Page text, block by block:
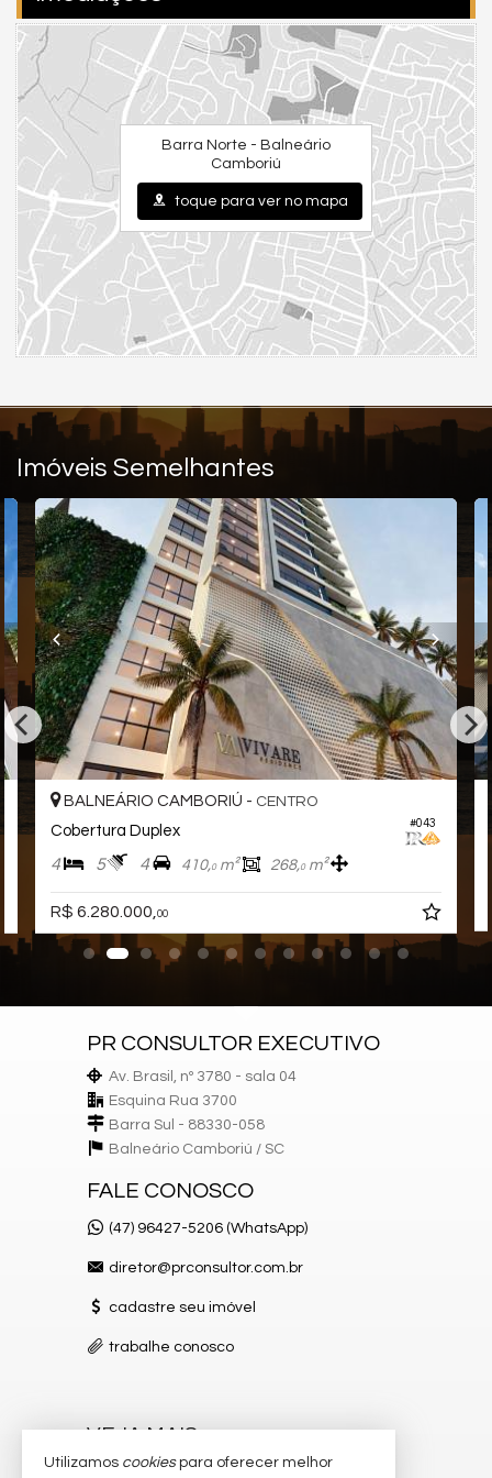
Cozinha
Piso Porcelanato
Acabamento em Gesso
Características do Empreendimento
Sala de Jogos
Salão de Festas
Piscina
Quadra Esportiva
Espaço Fitness
Medidores Individuais
Playground
Quiosque Externo
Piscina Infantil
Elevador
Entrada para Banhistas
Box de Praia
Barra Norte - Balneário
Camboriú
toque para ver no mapa
Imóveis Semelhantes
#043
BALNEÁRIO CAMBORIÚ - CENTRO
Cobertura Duplex
4 5 4 410,0m² 268,0m²
R$ 6.280.000, 00
PR CONSULTOR EXECUTIVO
Av. Brasil, nº 3780 - sala 04
Esquina Rua 3700
Barra Sul - 88330-058
Balneário Camboriú / SC
FALE CONOSCO
(47) 96427-5206 (WhatsApp)
diretor@prconsultor.com.br
cadastre seu imóvel
trabalhe conosco
VEJA MAIS
receba nosso newsletter
Utilizamos cookiespara oferecer melhor